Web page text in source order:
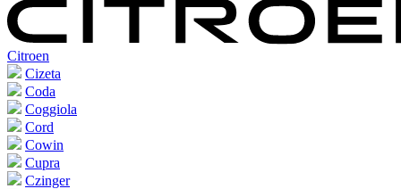
Citroen
Cizeta
Coda
Coggiola
Cord
Cowin
Cupra
Czinger